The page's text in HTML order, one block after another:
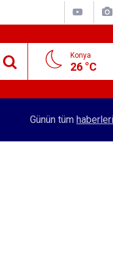
Konya
26 °C
Konyalı patron 70 bin TL
Günün tüm haberleri